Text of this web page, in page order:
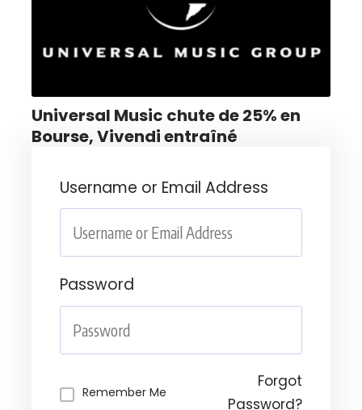
Universal Music chute de 25% en
Bourse, Vivendi entraîné
Username or Email Address
Password
Remember Me
Forgot
Password?